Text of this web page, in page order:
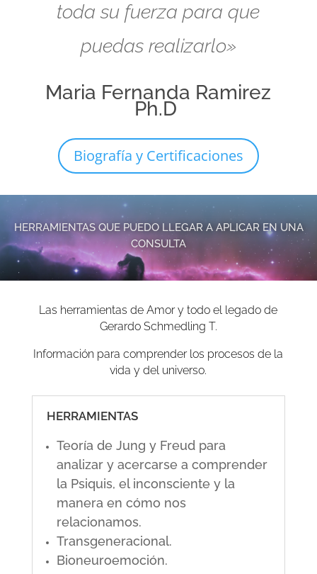
toda su fuerza para que
puedas realizarlo»
Maria Fernanda Ramirez
Ph.D
Biografía y Certificaciones
HERRAMIENTAS QUE PUEDO LLEGAR A APLICAR EN UNA
CONSULTA
Las herramientas de Amor y todo el legado de
Gerardo Schmedling T.
Información para comprender los procesos de la
vida y del universo.
HERRAMIENTAS
Teoría de Jung y Freud para
analizar y acercarse a comprender
la Psiquis, el inconsciente y la
manera en cómo nos
relacionamos.
Transgeneracional.
Bioneuroemoción.